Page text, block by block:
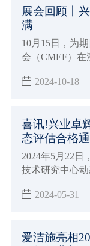
展会回顾丨
满
10月15日，为
会（CMEF）在
及一百四十余
2024-10-18
喜讯!兴业卓
态评估合格
2024年5月22日
技术研究中心
染控制工程技
2024-05-31
爱洁施亮相